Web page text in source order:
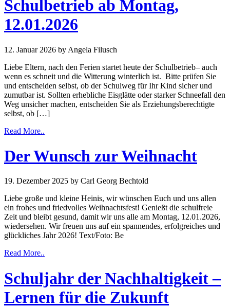
Schulbetrieb ab Montag,
12.01.2026
12. Januar 2026 by Angela Filusch
Liebe Eltern, nach den Ferien startet heute der Schulbetrieb– auch
wenn es schneit und die Witterung winterlich ist. Bitte prüfen Sie
und entscheiden selbst, ob der Schulweg für Ihr Kind sicher und
zumutbar ist. Sollten erhebliche Eisglätte oder starker Schneefall den
Weg unsicher machen, entscheiden Sie als Erziehungsberechtigte
selbst, ob […]
Read More..
Der Wunsch zur Weihnacht
19. Dezember 2025 by Carl Georg Bechtold
Liebe große und kleine Heinis, wir wünschen Euch und uns allen
ein frohes und friedvolles Weihnachtsfest! Genießt die schulfreie
Zeit und bleibt gesund, damit wir uns alle am Montag, 12.01.2026,
wiedersehen. Wir freuen uns auf ein spannendes, erfolgreiches und
glückliches Jahr 2026! Text/Foto: Be
Read More..
Schuljahr der Nachhaltigkeit –
Lernen für die Zukunft